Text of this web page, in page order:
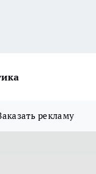
рекламу